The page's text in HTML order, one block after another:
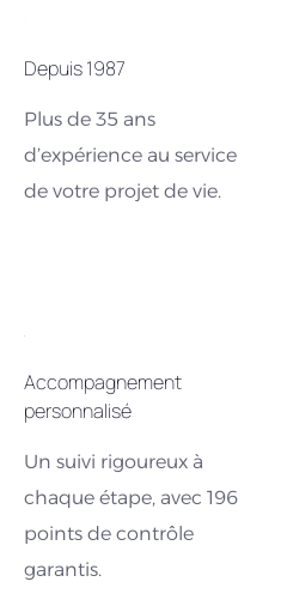
Depuis 1987
Plus de 35 ans
d’expérience au service
de votre projet de vie.
Accompagnement
personnalisé
Un suivi rigoureux à
chaque étape, avec 196
points de contrôle
garantis.